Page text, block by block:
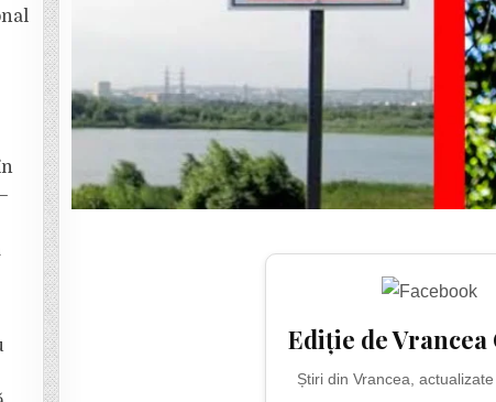
Ediție de
Știri din Vrancea, actualizate